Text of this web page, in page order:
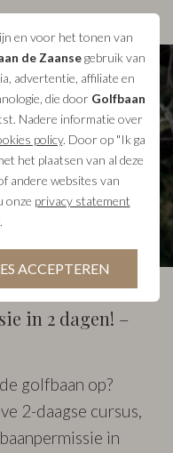
en voor het tonen van
de Zaansegebruik van
advertentie, affiliate en
die door Golfbaan
Nadere informatie over
policy. Door op "Ik ga
het plaatsen van al deze
andere websites van
onze privacy statement
ACCEPTEREN
bij
in 2 dagen! –
golfbaan op?
2-daagse cursus,
in